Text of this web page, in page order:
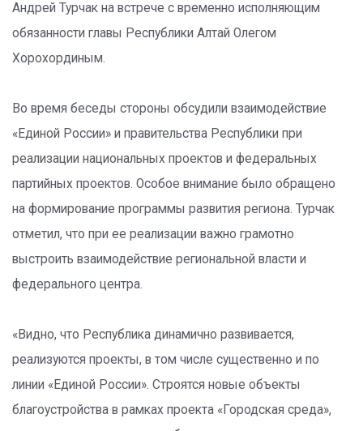
Андрей Турчак на встрече с временно исполняющим
обязанности главы Республики Алтай Олегом
Хорохординым.
Во время беседы стороны обсудили взаимодействие
«Единой России» и правительства Республики при
реализации национальных проектов и федеральных
партийных проектов. Особое внимание было обращено
на формирование программы развития региона. Турчак
отметил, что при ее реализации важно грамотно
выстроить взаимодействие региональной власти и
федерального центра.
«Видно, что Республика динамично развивается,
реализуются проекты, в том числе существенно и по
линии «Единой России». Строятся новые объекты
благоустройства в рамках проекта «Городская среда»,